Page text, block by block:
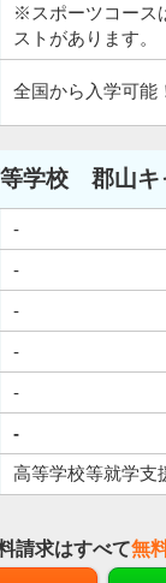
※スポーツコース
ストがあります。
全国から入学可能
学校 郡山キ
-
-
-
-
-
-
高等学校等就学支
請求はすべて無